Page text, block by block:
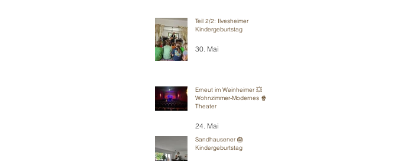
Teil 2/2: Ilvesheimer
Kindergeburtstag
30. Mai
Erneut im Weinheimer 💥
Wohnzimmer-Modernes 🍿
Theater
24. Mai
Sandhausener 🎂
Kindergeburtstag